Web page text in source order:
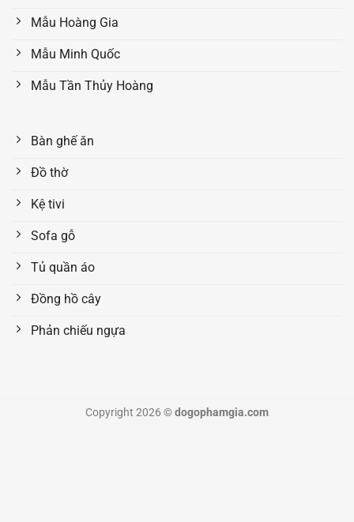
Mẫu Hoàng Gia
Mẫu Minh Quốc
Mẫu Tần Thủy Hoàng
Bàn ghế ăn
Đồ thờ
Kệ tivi
Sofa gỗ
Tủ quần áo
Đồng hồ cây
Phản chiếu ngựa
Copyright 2026 ©dogophamgia.com